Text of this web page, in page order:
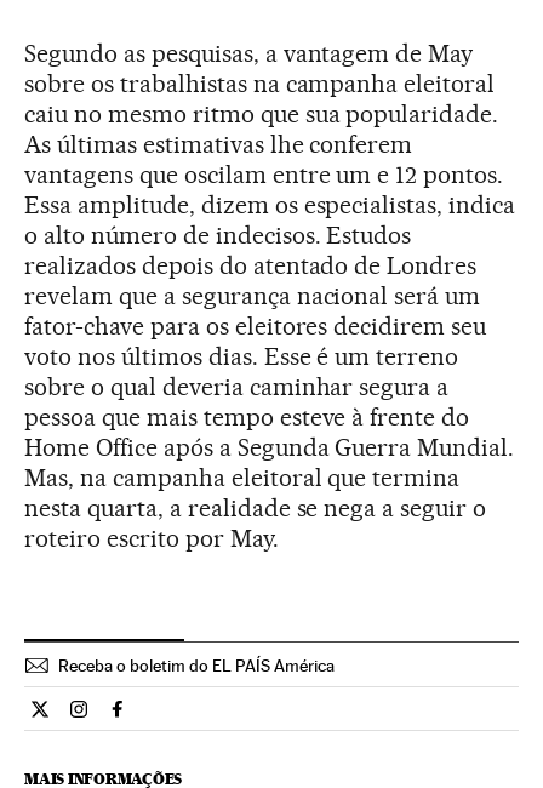
Segundo as pesquisas, a vantagem de May
sobre os trabalhistas na campanha eleitoral
caiu no mesmo ritmo que sua popularidade.
As últimas estimativas lhe conferem
vantagens que oscilam entre um e 12 pontos.
Essa amplitude, dizem os especialistas, indica
o alto número de indecisos. Estudos
realizados depois do atentado de Londres
revelam que a segurança nacional será um
fator-chave para os eleitores decidirem seu
voto nos últimos dias. Esse é um terreno
sobre o qual deveria caminhar segura a
pessoa que mais tempo esteve à frente do
Home Office após a Segunda Guerra Mundial.
Mas, na campanha eleitoral que termina
nesta quarta, a realidade se nega a seguir o
roteiro escrito por May.
Receba o boletim do EL PAÍS América
Internacional El País Brasil en Twitter
Internacional El País Brasil en Instagram
Internacional El País Brasil en Facebook
MAIS INFORMAÇÕES